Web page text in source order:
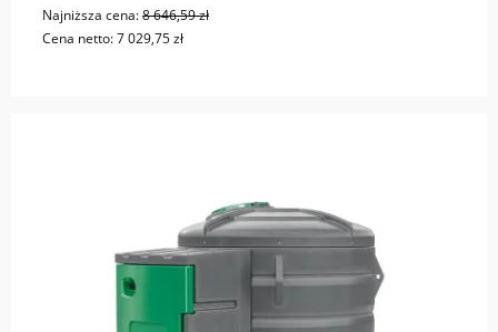
Najniższa cena:8 646,59 zł
Cena netto:7 029,75 zł